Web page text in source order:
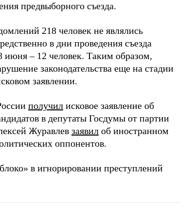
предвыборного съезда.
218 человек не являлись
в дни проведения съезда
июня – 12 человек. Таким образом,
законодательства еще на стадии
заявлении.
получил исковое заявление об
в депутаты Госдумы от партии
Журавлев заявил об иностранном
оппонентов.
в игнорировании преступлений